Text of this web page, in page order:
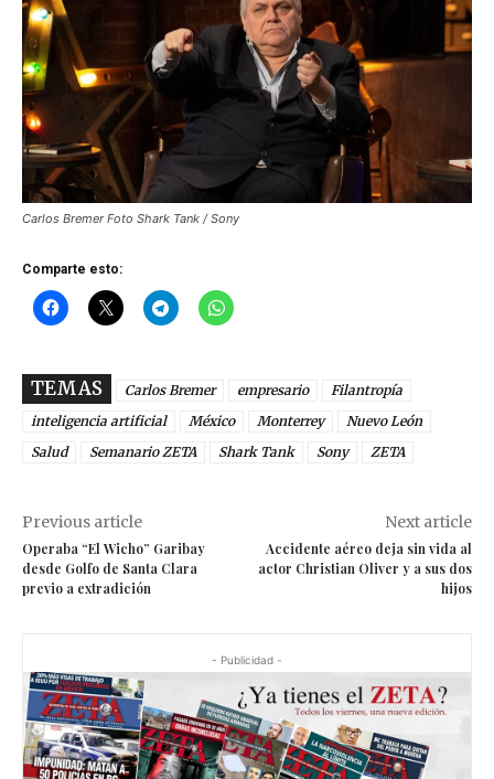
Carlos Bremer Foto Shark Tank / Sony
TEMAS
Filantropía
México
Nuevo León
Previous article
desde Golfo de Santa Clara
previo a extradición
Next article
actor Christian Oliver y a sus dos
hijos